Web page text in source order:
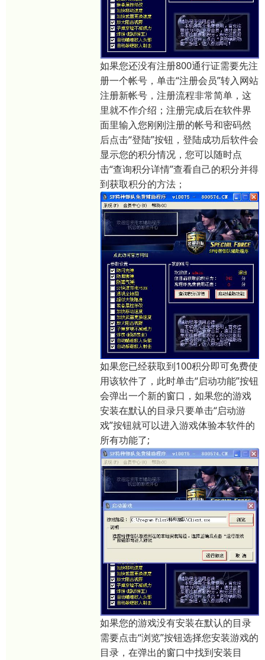
如果您还没有注册800通行证需要先注
册一个帐号，单击“注册会员”转入网站
注册新帐号，注册流程非常简单，这
里就不作介绍；注册完成后在软件界
面里输入您刚刚注册的帐号和密码然
后点击“登陆”按钮，登陆成功后软件会
显示您的积分情况，您可以随时点
击“查询积分详情”查看自己的积分并得
到获取积分的方法；
如果您已经获取到100积分即可免费使
用该软件了，此时单击“启动功能”按钮
会弹出一个新的窗口，如果您的游戏
安装在默认的目录只要单击“启动游
戏”按钮就可以进入游戏体验本软件的
所有功能了;
如果您的游戏没有安装在默认的目录
需要点击“浏览”按钮选择您安装游戏的
目录，在弹出的窗口中找到安装目